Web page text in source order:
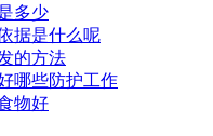
多少
据是什么呢
的方法
哪些防护工作
物好